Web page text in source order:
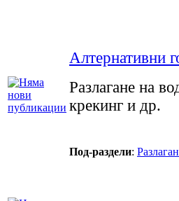
Алтернативни
Разлагане на
крекинг и др.
Под-раздели: